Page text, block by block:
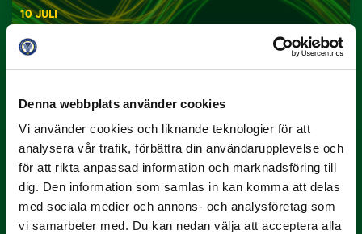
Denna webbplats använder cookies
Vi använder cookies och liknande teknologier för att
analysera vår trafik, förbättra din användarupplevelse och
för att rikta anpassad information och marknadsföring till
dig. Den information som samlas in kan komma att delas
med sociala medier och annons- och analysföretag som
vi samarbeter med. Du kan nedan välja att acceptera alla
10 JULI
Dubbla Landskrona-priser när juni
summeras